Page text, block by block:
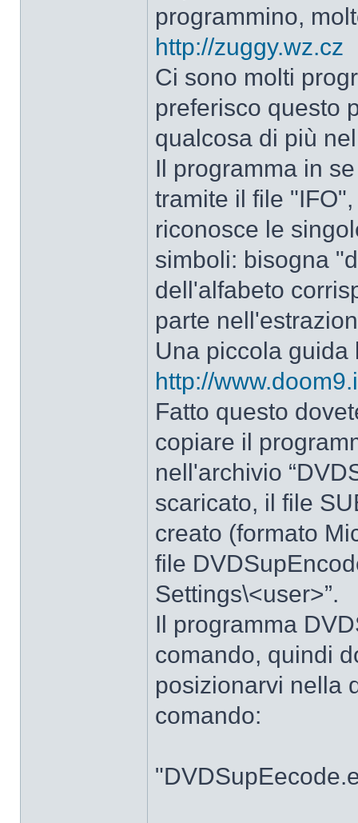
programmino,
http://zuggy.wz.cz
Ci sono molti
preferisco questo
qualcosa di più
Il programma in
tramite il file
riconosce le
simboli: bisogna
dell'alfabeto
parte
Una piccola guida
http://
Fatto questo
copiare il
nell'archivio
scaricato, il file
creato (formato
file
Settings\<user>”.
Il programma
comando, quindi
posizionarvi nella
comando: